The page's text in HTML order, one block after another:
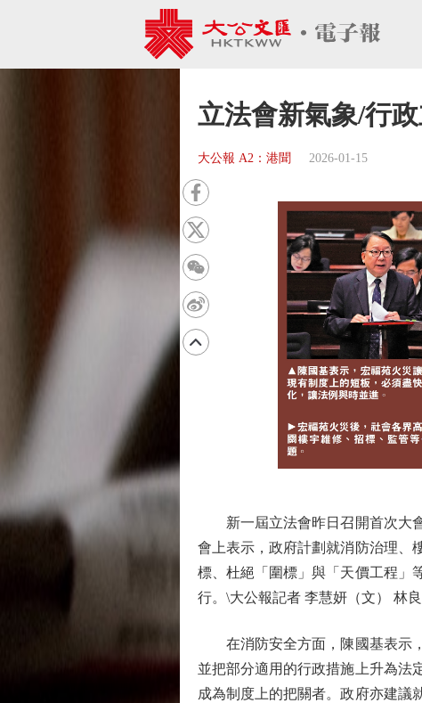
立法會新氣象/行
大公報 A2：港聞 2026-01-15
新一屆立法會昨日召開首次大會
會上表示，政府計劃就消防治理、
標、杜絕「圍標」與「天價工程」
行。\大公報記者 李慧妍（文） 林良
在消防安全方面，陳國基表示，
並把部分適用的行政措施上升為法
成為制度上的把關者。政府亦建議